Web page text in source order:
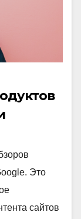
Это
сайтов